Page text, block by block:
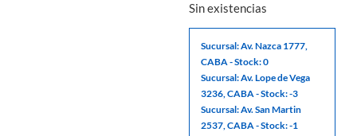
Sin existencias
Sucursal: Av. Nazca 1777,
CABA - Stock: 0
Sucursal: Av. Lope de Vega
3236, CABA - Stock: -3
Sucursal: Av. San Martin
2537, CABA - Stock: -1